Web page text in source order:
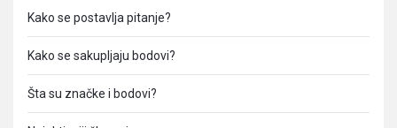
Kako se postavlja pitanje?
Kako se sakupljaju bodovi?
Šta su značke i bodovi?